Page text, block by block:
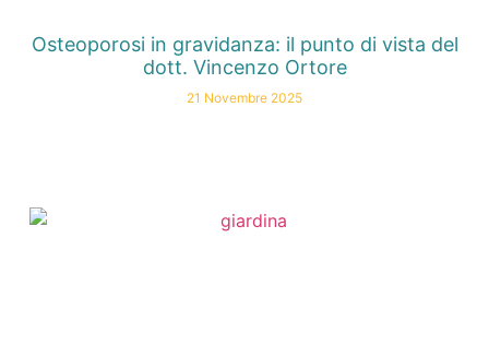
Osteoporosi in gravidanza: il punto di vista del
dott. Vincenzo Ortore
21 Novembre 2025